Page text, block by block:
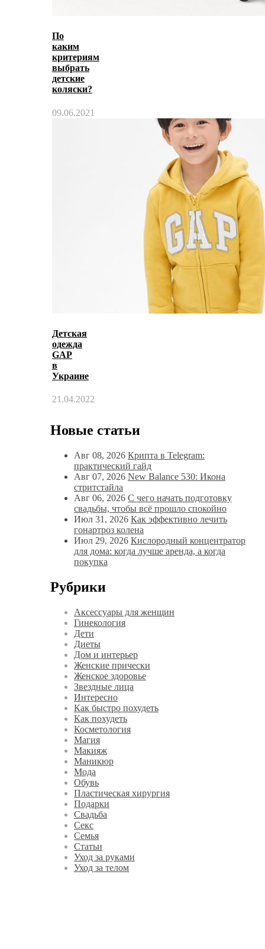
По
каким
критериям
выбрать
детские
коляски?
09.06.2021
Детская
одежда
GAP
в
Украине
21.04.2022
Новые статьи
Авг 08, 2026 Крипта в Telegram:
практический гайд
Авг 07, 2026 New Balance 530: Икона
стритстайла
Авг 06, 2026 С чего начать подготовку
свадьбы, чтобы всё прошло спокойно
Июл 31, 2026 Как эффективно лечить
гонартроз колена
Июл 29, 2026 Кислородный концентратор
для дома: когда лучше аренда, а когда
покупка
Рубрики
Аксессуары для женщин
Гинекология
Дети
Диеты
Дом и интерьер
Женские прически
Женское здоровье
Звездные лица
Интересно
Как быстро похудеть
Как похудеть
Косметология
Магия
Макияж
Маникюр
Мода
Обувь
Пластическая хирургия
Подарки
Свадьба
Секс
Семья
Статьи
Уход за руками
Уход за телом